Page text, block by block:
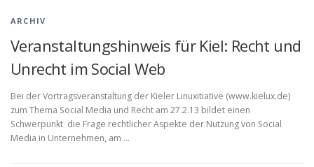
ARCHIV
Veranstaltungshinweis für Kiel: Recht und
Unrecht im Social Web
Bei der Vortragsveranstaltung der Kieler Linuxitiative (www.kielux.de)
zum Thema Social Media und Recht am 27.2.13 bildet einen
Schwerpunkt die Frage rechtlicher Aspekte der Nutzung von Social
Media in Unternehmen, am …